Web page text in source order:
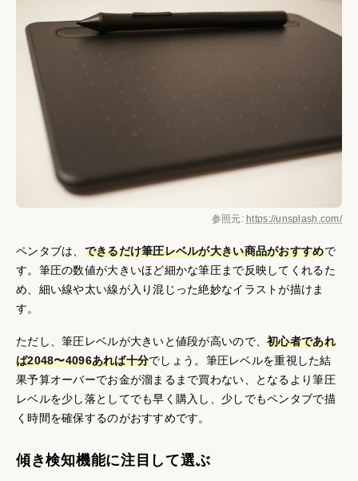
参照元: https://unsplash.com/
ペンタブは、 できるだけ筆圧レベルが大きい商品がおすすめで
す。筆圧の数値が大きいほど細かな筆圧まで反映してくれるた
め、細い線や太い線が入り混じった絶妙なイラストが描けま
す。
ただし、筆圧レベルが大きいと値段が高いので、初心者であれ
ば2048〜4096あれば十分でしょう。筆圧レベルを重視した結
果予算オーバーでお金が溜まるまで買わない、となるより筆圧
レベルを少し落としてでも早く購入し、少しでもペンタブで描
く時間を確保するのがおすすめです。
傾き検知機能に注目して選ぶ